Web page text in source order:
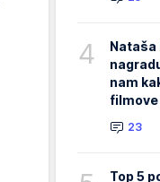
4
Nataša
nam
filmove
23
Top 5